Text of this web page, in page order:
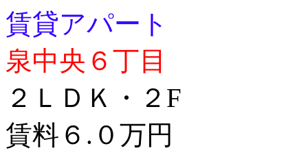
賃貸アパート
泉中央６丁目
２ＬＤＫ・２F
賃料６.０万円